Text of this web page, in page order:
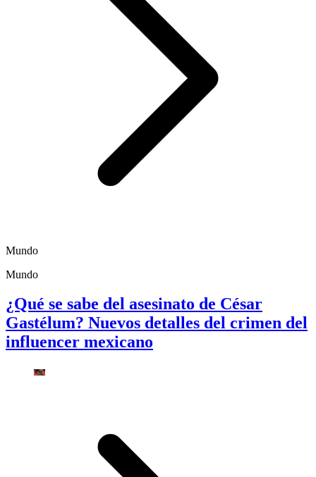
Mundo
Mundo
¿Qué se sabe del asesinato de César
Gastélum? Nuevos detalles del crimen del
influencer mexicano